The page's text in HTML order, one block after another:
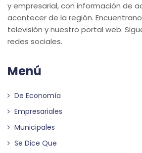
y empresarial, con información de
acontecer de la región.
televisión y nuestro portal web.
redes sociales.
Menú
De Economía
Empresariales
Municipales
Se Dice Que